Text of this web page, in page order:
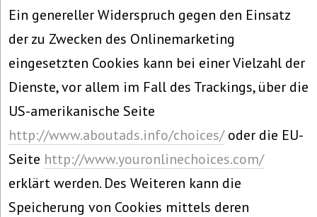
Ein genereller Widerspruch gegen den Einsatz
der zu Zwecken des Onlinemarketing
eingesetzten Cookies kann bei einer Vielzahl der
Dienste, vor allem im Fall des Trackings, über die
US-amerikanische Seite
http://www.aboutads.info/choices/oder die EU-
Seite http://www.youronlinechoices.com/
erklärt werden. Des Weiteren kann die
Speicherung von Cookies mittels deren